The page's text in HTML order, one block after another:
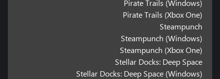
Pirate Trails (Windows)
Pirate Trails (Xbox One)
Steampunch
Steampunch (Windows)
Steampunch (Xbox One)
Stellar Docks: Deep Space
Stellar Docks: Deep Space (Windows)